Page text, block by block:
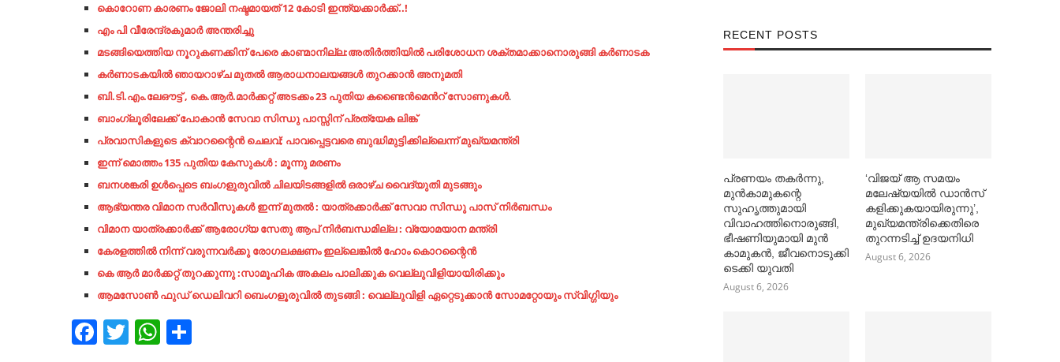
കൊറോണ കാരണം ജോലി നഷ്ടമായത് 12 കോടി ഇന്ത്യക്കാർക്ക്..!
എം പി വീരേന്ദ്രകുമാർ അന്തരിച്ചു
മടങ്ങിയെത്തിയ നൂറുകണക്കിന് പേരെ കാണ്മാനില്ല:അതിർത്തിയിൽ പരിശോധന ശക്തമാക്കാനൊരുങ്ങി കർണാടക
കര്‍ണാടകയില്‍ ഞായറാഴ്ച മുതൽ ആരാധനാലയങ്ങള്‍ തുറക്കാന്‍ അനുമതി
ബി.ടി.എം.ലേഔട്ട് , കെ.ആർ.മാർക്കറ്റ് അടക്കം 23 പുതിയ കണ്ടൈൻമെൻറ് സോണുകൾ.
ബാംഗ്ലൂരിലേക്ക് പോകാൻ സേവാ സിന്ധു പാസ്സിന് പ്രത്യേക ലിങ്ക്
പ്രവാസികളുടെ ക്വാറന്റൈന്‍ ചെലവ്; പാവപ്പെട്ടവരെ ബുദ്ധിമുട്ടിക്കില്ലെന്ന് മുഖ്യമന്ത്രി
ഇന്ന് മൊത്തം 135 പുതിയ കേസുകൾ : മൂന്നു മരണം
ബനശങ്കരി ഉൾപ്പെടെ ബംഗളുരുവിൽ ചിലയിടങ്ങളിൽ ഒരാഴ്ച വൈദ്യുതി മുടങ്ങും
ആഭ്യന്തര വിമാന സർവീസുകൾ ഇന്ന് മുതൽ : യാത്രക്കാർക്ക് സേവാ സിന്ധു പാസ് നിർബന്ധം
വിമാന യാത്രക്കാർക്ക് ആരോഗ്യ സേതു ആപ് നിർബന്ധമില്ല : വ്യോമയാന മന്ത്രി
കേരളത്തിൽ നിന്ന് വരുന്നവർക്കു രോഗലക്ഷണം ഇല്ലെങ്കിൽ ഹോം കൊറന്റൈൻ
കെ ആർ മാർക്കറ്റ് തുറക്കുന്നു :സാമൂഹിക അകലം പാലിക്കുക വെല്ലുവിളിയായിരിക്കും
ആമസോൺ ഫുഡ് ഡെലിവറി ബെംഗളൂരുവിൽ തുടങ്ങി : വെല്ലുവിളി ഏറ്റെടുക്കാൻ സോമറ്റോയും സ്വിഗ്ഗിയും
Facebook
TwitterWhatsApp
RECENT POSTS
പ്രണയം തകര്‍ന്നു,
മുൻകാമുകന്റെ
സുഹൃത്തുമായി
വിവാഹത്തിനൊരുങ്ങി,
ഭീഷണിയുമായി മുൻ
കാമുകൻ, ജീവനൊടുക്കി
ടെക്കി യുവതി
August 6, 2026
‘വിജയ് ആ സമയം
മലേഷ്യയില്‍ ഡാൻസ്
കളിക്കുകയായിരുന്നു’,
മുഖ്യമന്ത്രിക്കെതിരെ
തുറന്നടിച്ച്‌ ഉദയനിധി
August 6, 2026